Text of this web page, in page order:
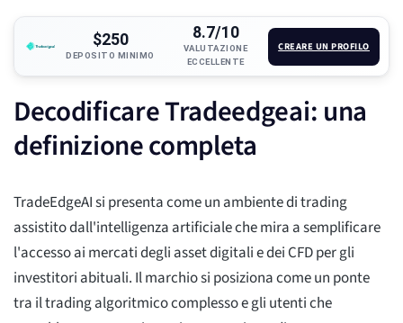
$250
DEPOSITO MINIMO
8.7/10
VALUTAZIONE
ECCELLENTE
CREARE UN PROFILO
Decodificare Tradeedgeai: una
definizione completa
TradeEdgeAI si presenta come un ambiente di trading
assistito dall'intelligenza artificiale che mira a semplificare
l'accesso ai mercati degli asset digitali e dei CFD per gli
investitori abituali. Il marchio si posiziona come un ponte
tra il trading algoritmico complesso e gli utenti che